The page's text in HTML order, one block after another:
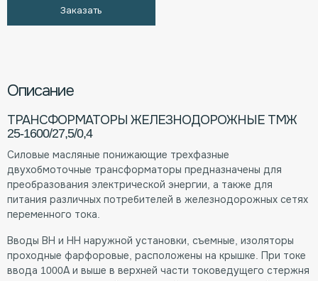
Заказать
Описание
ТРАНСФОРМАТОРЫ ЖЕЛЕЗНОДОРОЖНЫЕ ТМЖ
25-1600/27,5/0,4
Силовые масляные понижающие трехфазные
двухобмоточные трансформаторы предназначены для
преобразования электрической энергии, а также для
питания различных потребителей в железнодорожных сетях
переменного тока.
Вводы ВН и НН наружной установки, съемные, изоляторы
проходные фарфоровые, расположены на крышке. При токе
ввода 1000А и выше в верхней части токоведущего стержня